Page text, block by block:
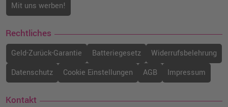
Mit uns werben!
Rechtliches
Geld-Zurück-Garantie Batteriegesetz
Widerrufsbelehrung
Datenschutz
Cookie Einstellungen AGB Impressum
Kontakt